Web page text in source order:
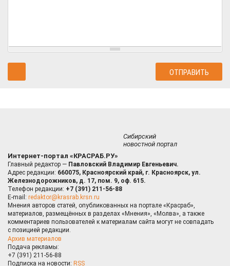
Сибирский
новостной портал
Интернет-портал «КРАСРАБ.РУ»
Главный редактор — Павловский Владимир Евгеньевич.
Адрес редакции: 660075, Красноярский край, г. Красноярск, ул.
Железнодорожников, д. 17, пом. 9, оф. 615.
Телефон редакции: +7 (391) 211-56-88
E-mail: redaktor@krasrab.krsn.ru
Мнения авторов статей, опубликованных на портале «Красраб»,
материалов, размещённых в разделах «Мнения», «Молва», а также
комментариев пользователей к материалам сайта могут не совпадать
с позицией редакции.
Архив материалов
Подача рекламы:
+7 (391) 211-56-88
Подписка на новости: RSS